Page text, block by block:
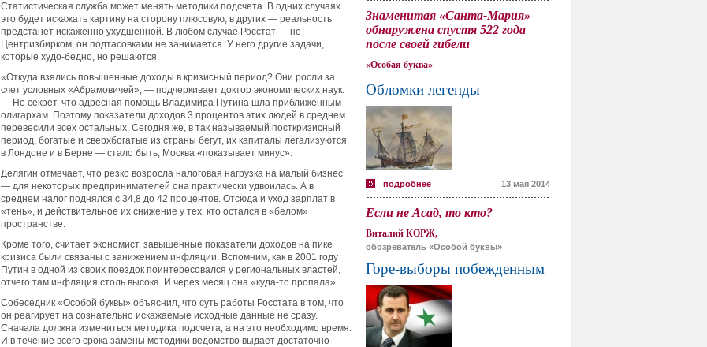
Статистическая служба может менять методики подсчета. В одних случаях
это будет искажать картину на сторону плюсовую, в других — реальность
предстанет искаженно ухудшенной. В любом случае Росстат — не
Центризбирком, он подтасовками не занимается. У него другие задачи,
которые худо-бедно, но решаются.
«Откуда взялись повышенные доходы в кризисный период? Они росли за
счет условных «Абрамовичей», — подчеркивает доктор экономических наук.
— Не секрет, что адресная помощь Владимира Путина шла приближенным
олигархам. Поэтому показатели доходов 3 процентов этих людей в среднем
перевесили всех остальных. Сегодня же, в так называемый посткризисный
период, богатые и сверхбогатые из страны бегут, их капиталы легализуются
в Лондоне и в Берне — стало быть, Москва «показывает минус».
Делягин отмечает, что резко возросла налоговая нагрузка на малый бизнес
— для некоторых предпринимателей она практически удвоилась. А в
среднем налог поднялся с 34,8 до 42 процентов. Отсюда и уход зарплат в
«тень», и действительное их снижение у тех, кто остался в «белом»
пространстве.
Кроме того, считает экономист, завышенные показатели доходов на пике
кризиса были связаны с занижением инфляции. Вспомним, как в 2001 году
Путин в одной из своих поездок поинтересовался у региональных властей,
отчего там инфляция столь высока. И через месяц она «куда-то пропала».
Собеседник «Особой буквы» объяснил, что суть работы Росстата в том, что
он реагирует на сознательно искажаемые исходные данные не сразу.
Сначала должна измениться методика подсчета, а на это необходимо время.
И в течение всего срока замены методики ведомство выдает достаточно
Знаменитая «Санта-Мария»
обнаружена спустя 522 года
после своей гибели
«Особая буква»
Обломки легенды
подробнее 13 мая 2014
Если не Асад, то кто?
Виталий КОРЖ,
обозреватель «Особой буквы»
Горе-выборы побежденным